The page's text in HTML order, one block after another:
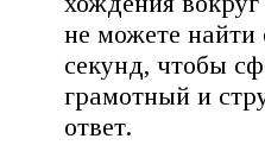
не можете найти
секунд, чтобы
грамотный и
ответ.